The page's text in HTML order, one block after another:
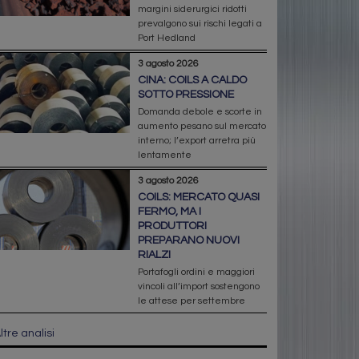
margini siderurgici ridotti
prevalgono sui rischi legati a
Port Hedland
3 agosto 2026
CINA: COILS A CALDO
SOTTO PRESSIONE
Domanda debole e scorte in
aumento pesano sul mercato
interno; l’export arretra più
lentamente
3 agosto 2026
COILS: MERCATO QUASI
FERMO, MA I
PRODUTTORI
PREPARANO NUOVI
RIALZI
Portafogli ordini e maggiori
vincoli all’import sostengono
le attese per settembre
analisi